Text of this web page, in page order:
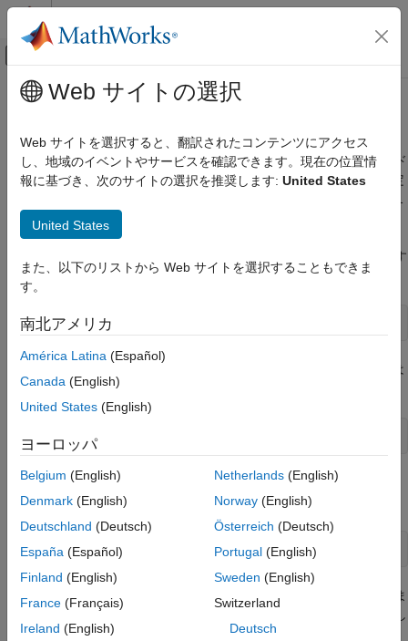
コンテンツへスキップ
オフキャンバス ナビゲーション メ
ドキュメンテーションのホーム
外部言語インターフェイス
MATLAB での Java
メソッドを定義するクラスの決定
参考
メインコンテンツ
メソッドを定義するクラスの決定
"読み込み済み" の Java クラスによって実装されているメソッド
の完全修飾名を表示するには、関数 whichを呼び出します。指定
修飾子を付けて
メソッドのパッケージおよびクラス名を検出す
るには、以下を入力します。
which concat
には
次のように表示されます。
concat is a Java method  % java.lang.String method
Stringクラスが読み込まれていないと、MATLAB には次のよう
に表示されます。
concat not found.
String と
クラスが読み込まれているとしま
す。両方のクラスに、
メソッドがあります。以下を入力し
ます。
Web サイトの選択
Web サイトを選択すると、翻訳されたコンテンツにアクセス
し、地域のイベントやサービスを確認できます。現在の位置情
報に基づき、次のサイトの選択を推奨します: United States
United States
また、以下のリストから Web サイトを選択することもできま
す。
南北アメリカ
América Latina (Español)
Canada (English)
United States (English)
ヨーロッパ
Belgium (English)
Denmark (English)
Deutschland (Deutsch)
España (Español)
Finland (English)
France (Français)
Ireland (English)
Netherlands(English)
Norway(English)
Österreich (Deutsch)
Portugal(English)
Sweden (English)
Switzerland
Deutsch